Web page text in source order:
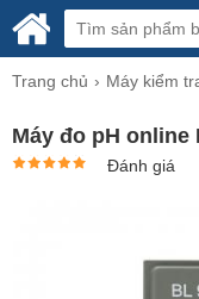
Trang chủ Máy kiểm
Máy đo pH online
Đánh giá